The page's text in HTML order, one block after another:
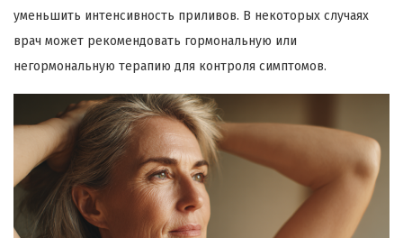
уменьшить интенсивность приливов. В некоторых случаях
врач может рекомендовать гормональную или
негормональную терапию для контроля симптомов.